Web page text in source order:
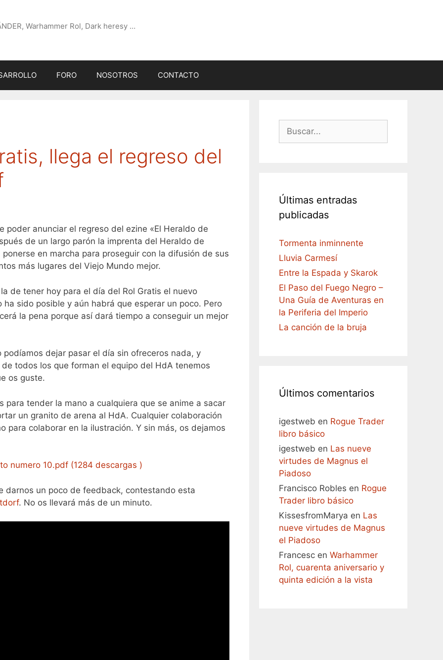
Warhammer Rol, Dark heresy …
FORO NOSOTROS CONTACTO
llega el regreso del
poder anunciar el regreso del ezine «El Heraldo de
de un largo parón la imprenta del Heraldo de
en marcha para proseguir con la difusión de sus
más lugares del Viejo Mundo mejor.
de tener hoy para el día del Rol Gratis el nuevo
sido posible y aún habrá que esperar un poco. Pero
la pena porque así dará tiempo a conseguir un mejor
dejar pasar el día sin ofreceros nada, y
todos los que forman el equipo del HdA tenemos
os guste.
para tender la mano a cualquiera que se anime a sacar
un granito de arena al HdA. Cualquier colaboración
para colaborar en la ilustración. Y sin más, os dejamos
numero 10.pdf (1284 descargas )
darnos un poco de feedback, contestando esta
. No os llevará más de un minuto.
Buscar:
Últimas entradas
publicadas
Tormenta inminnente
Lluvia Carmesí
Entre la Espada y Skarok
El Paso del Fuego Negro –
Una Guía de Aventuras en
la Periferia del Imperio
La canción de la bruja
Últimos comentarios
igestweb en Rogue Trader
libro básico
igestweb en Las nueve
virtudes de Magnus el
Piadoso
Francisco Robles en Rogue
Trader libro básico
KissesfromMarya en Las
nueve virtudes de Magnus
el Piadoso
Francesc en Warhammer
Rol, cuarenta aniversario y
quinta edición a la vista